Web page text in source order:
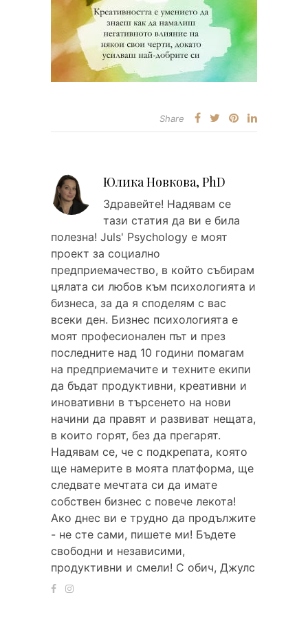
Share
Юлика Новкова, PhD
Здравейтe! Надявам се
тази статия да ви е била
полезна! Juls' Psychology е моят
проект за социално
предприемачество, в който събирам
цялата си любов към психологията и
бизнеса, за да я споделям с вас
всеки ден. Бизнес психологията е
моят професионален път и през
последните над 10 години помагам
на предприемачите и техните екипи
да бъдат продуктивни, креативни и
иновативни в търсенето на нови
начини да правят и развиват нещата,
в които горят, без да прегарят.
Надявам се, че с подкрепата, която
ще намерите в моята платформа, ще
следвате мечтата си да имате
собствен бизнес с повече лекота!
Ако днес ви е трудно да продължите
- не сте сами, пишете ми! Бъдете
свободни и независими,
продуктивни и смели! С обич, Джулс